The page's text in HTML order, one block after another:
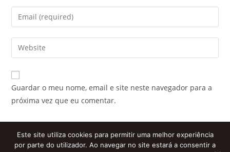
name
comment
Enter
your
email
address
comment
Enter
your
website
URL
Guardar o meu nome, email e site neste navegador para a
próxima vez que eu comentar.
Este site utiliza cookies para permitir uma melhor experiência
por parte do utilizador. Ao navegar no site estará a consentir a